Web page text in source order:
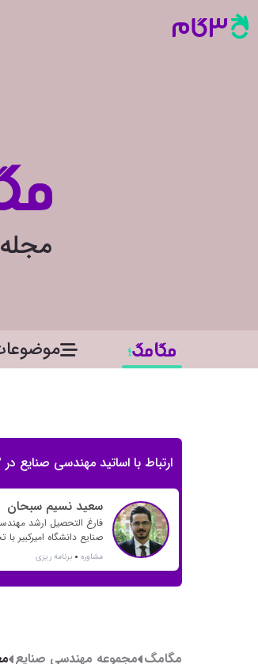
مجله
ارتباط با اساتید مهندسی صنایع در 3گام
سعید نسیم سبحان
فارغ التحصیل ارشد
صنایع دانشگاه امیرکبیر با
بسیاری از رتبه های یک
مشاوره برنامه ریزی
مگامگ مجموعه مهندسی صنایع